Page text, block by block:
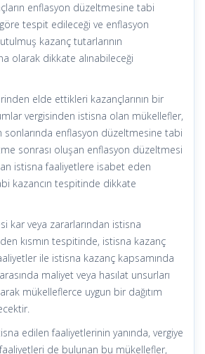
enflasyon düzeltmesine tabi
tespit edileceği ve enflasyon
kazanç tutarlarının
olarak dikkate alınabileceği
elde ettikleri kazançlarının bir
vergisinden istisna olan mükellefler,
sonlarında enflasyon düzeltmesine tabi
sonrası oluşan enflasyon düzeltmesi
istisna faaliyetlere isabet eden
kazancın tespitinde dikkate
kar veya zararlarından istisna
kısmın tespitinde, istisna kazanç
ile istisna kazanç kapsamında
maliyet veya hasılat unsurları
mükelleflerce uygun bir dağıtım
edilen faaliyetlerinin yanında, vergiye
de bulunan bu mükellefler,